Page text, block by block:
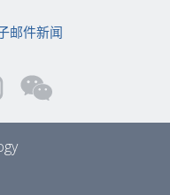
邮件新闻